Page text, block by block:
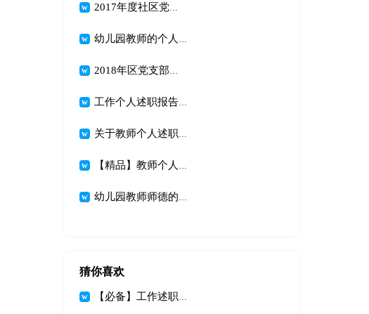
2017年度社区党支部书记述职报告范文
幼儿园教师的个人述职报告三篇
2018年区党支部书记述职报告范文
工作个人述职报告模板汇总五篇
关于教师个人述职述报告范文锦集6篇
【精品】教师个人述职述报告模板汇编八篇
幼儿园教师师德的述职报告4篇
猜你喜欢
【必备】工作述职报告集锦7篇